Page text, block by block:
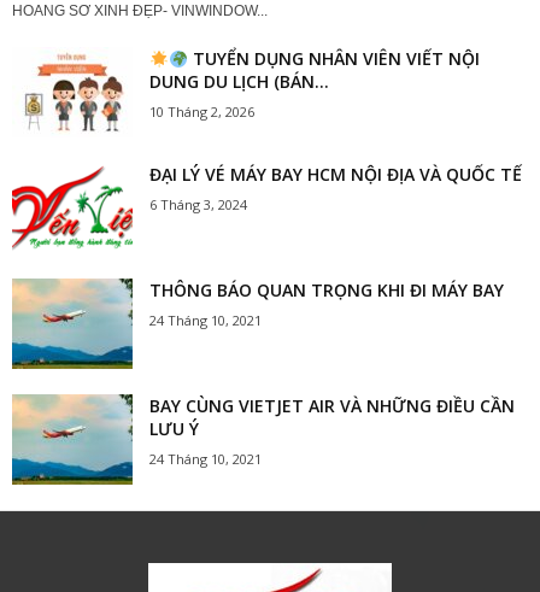
HOANG SƠ XINH ĐẸP- VINWINDOW...
TUYỂN DỤNG NHÂN VIÊN VIẾT NỘI
DUNG DU LỊCH (BÁN...
10 Tháng 2, 2026
ĐẠI LÝ VÉ MÁY BAY HCM NỘI ĐỊA VÀ QUỐC TẾ
6 Tháng 3, 2024
THÔNG BÁO QUAN TRỌNG KHI ĐI MÁY BAY
24 Tháng 10, 2021
BAY CÙNG VIETJET AIR VÀ NHỮNG ĐIỀU CẦN
LƯU Ý
24 Tháng 10, 2021